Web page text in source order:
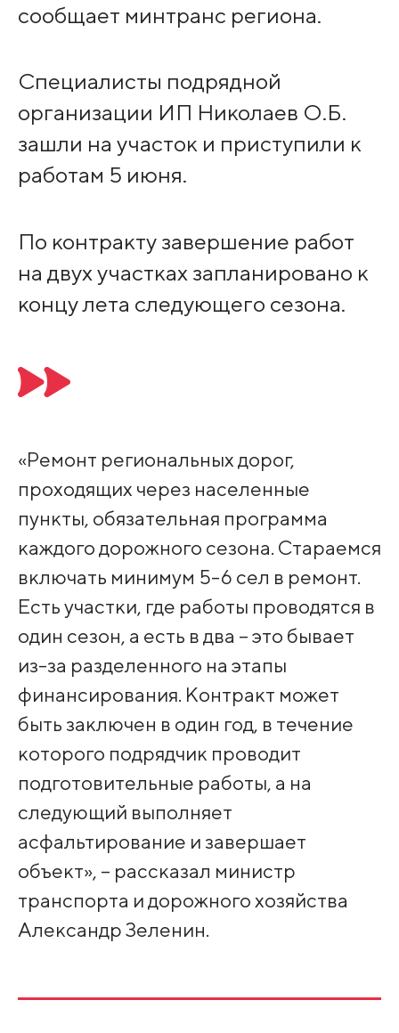
сообщает минтранс региона.
Специалисты подрядной
организации ИП Николаев О.Б.
зашли на участок и приступили к
работам 5 июня.
По контракту завершение работ
на двух участках запланировано к
концу лета следующего сезона.
«Ремонт региональных дорог,
проходящих через населенные
пункты, обязательная программа
каждого дорожного сезона. Стараемся
включать минимум 5-6 сел в ремонт.
Есть участки, где работы проводятся в
один сезон, а есть в два – это бывает
из-за разделенного на этапы
финансирования. Контракт может
быть заключен в один год, в течение
которого подрядчик проводит
подготовительные работы, а на
следующий выполняет
асфальтирование и завершает
объект», – рассказал министр
транспорта и дорожного хозяйства
Александр Зеленин.